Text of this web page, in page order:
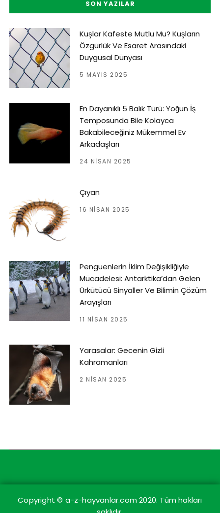
SON YAZILAR
Kuşlar Kafeste Mutlu Mu? Kuşların
Özgürlük Ve Esaret Arasındaki
Duygusal Dünyası
5 MAYIS 2025
En Dayanıklı 5 Balık Türü: Yoğun İş
Temposunda Bile Kolayca
Bakabileceğiniz Mükemmel Ev
Arkadaşları
24 NISAN 2025
Çıyan
16 NISAN 2025
Penguenlerin İklim Değişikliğiyle
Mücadelesi: Antarktika’dan Gelen
Ürkütücü Sinyaller Ve Bilimin Çözüm
Arayışları
11 NISAN 2025
Yarasalar: Gecenin Gizli
Kahramanları
2 NISAN 2025
Copyright © a-z-hayvanlar.com 2020. Tüm hakları